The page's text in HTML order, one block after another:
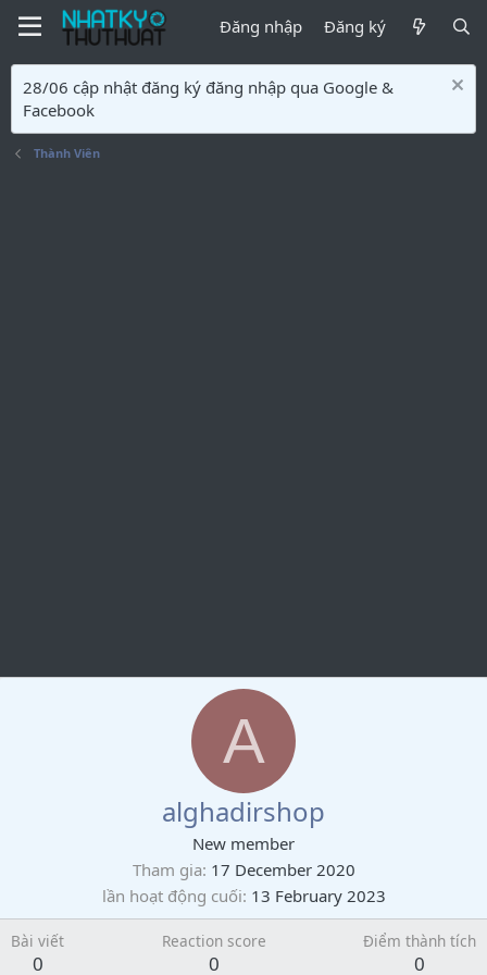
Đăng nhập Đăng ký
28/06 cập nhật đăng ký đăng nhập qua Google &
Facebook
Thành Viên
A
alghadirshop
New member
Tham gia 17 December 2020
lần hoạt động cuối 13 February 2023
Bài viết
0
Reaction score
0
Điểm thành tích
0